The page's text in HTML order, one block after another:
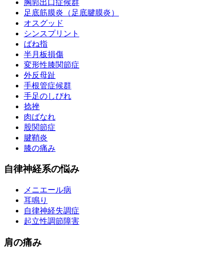
胸郭出口症候群
足底筋膜炎（足底腱膜炎）
オスグッド
シンスプリント
ばね指
半月板損傷
変形性膝関節症
外反母趾
手根管症候群
手足のしびれ
捻挫
肉ばなれ
股関節症
腱鞘炎
膝の痛み
自律神経系の悩み
メニエール病
耳鳴り
自律神経失調症
起立性調節障害
肩の痛み